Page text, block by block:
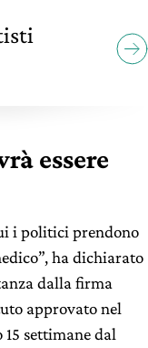
essere
i politici prendono
ha dichiarato
dalla firma
approvato nel
settimane dal